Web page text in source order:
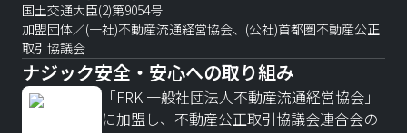
国土交通大臣(2)第9054号
加盟団体／(一社)不動産流通経営協会、(公社)首都圏不動産公正
取引協議会
ナジック安全・安心への取り組み
「FRK 一般社団法人不動産流通経営協会」
に加盟し、不動産公正取引協議会連合会の